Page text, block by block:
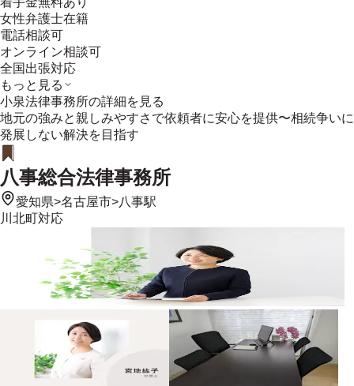
女性弁護士在籍
電話相談可
オンライン相談可
全国出張対応
もっと見る
小泉法律事務所の詳細を見る
地元の強みと親しみやすさで依頼者に安心を提供〜相続争いに
発展しない解決を目指す
八事総合法律事務所
愛知県>名古屋市>八事駅
川北町対応